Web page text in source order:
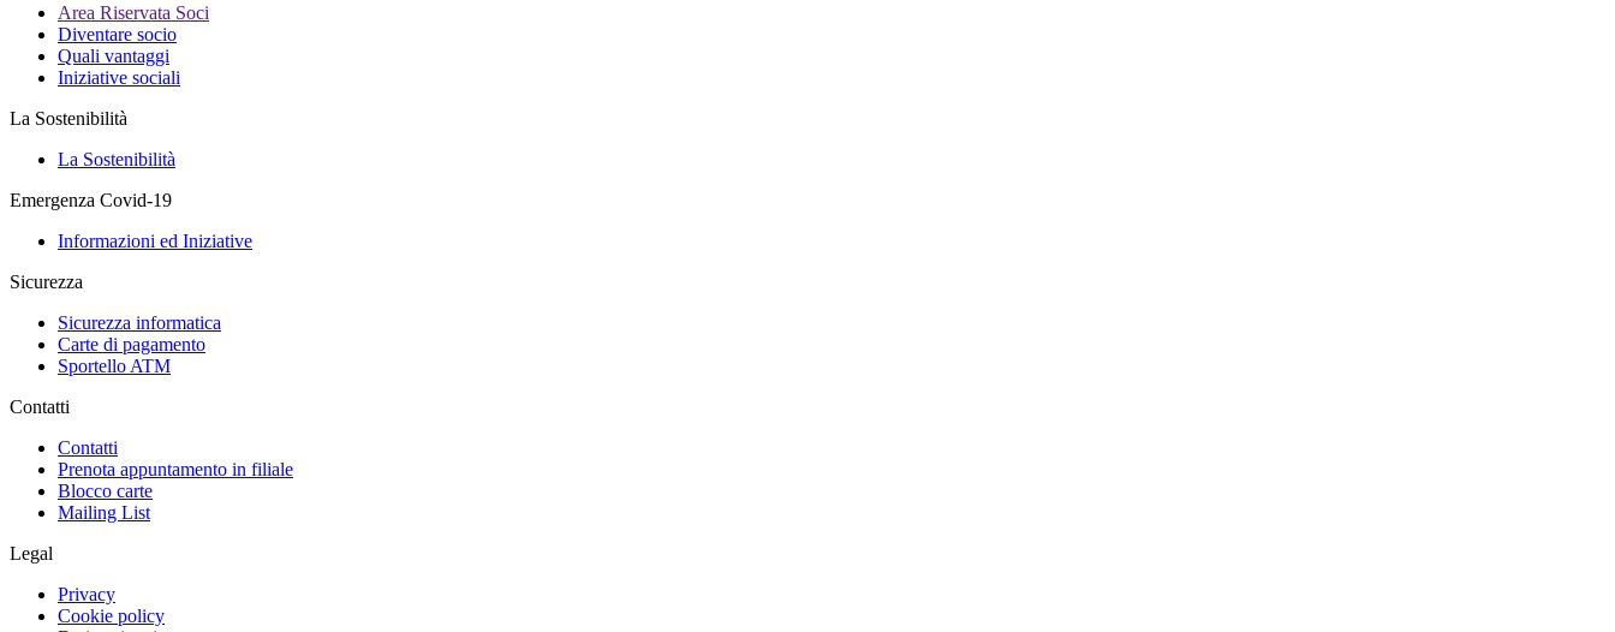
Area Riservata Soci
Diventare socio
Quali vantaggi
Iniziative sociali
La Sostenibilità
La Sostenibilità
Emergenza Covid-19
Informazioni ed Iniziative
Sicurezza
Sicurezza informatica
Carte di pagamento
Sportello ATM
Contatti
Contatti
Prenota appuntamento in filiale
Blocco carte
Mailing List
Legal
Privacy
Cookie policy